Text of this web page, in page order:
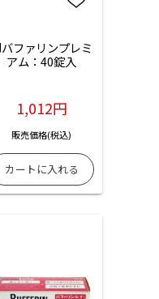
ファリンプレミ
アム：40錠入
1,012円
販売価格(税込)